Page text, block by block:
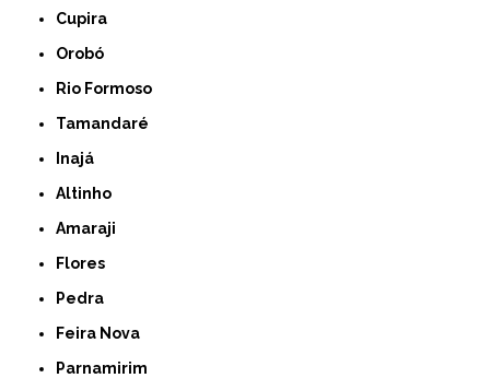
Cupira
Orobó
Rio Formoso
Tamandaré
Inajá
Altinho
Amaraji
Flores
Pedra
Feira Nova
Parnamirim